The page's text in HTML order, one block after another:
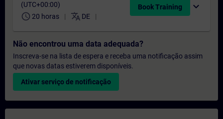
(UTC+00:00)
schedule 20 horas translate DE
Book Training expand_more
Não encontrou uma data adequada?
Inscreva-se na lista de espera e receba uma notificação assim
que novas datas estiverem disponíveis.
Ativar serviço de notificação